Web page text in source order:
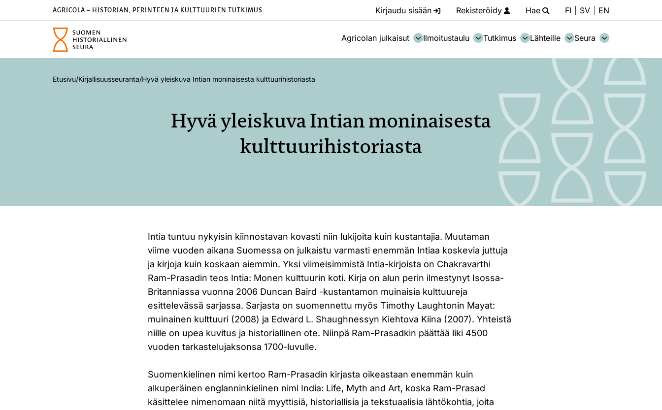
AGRICOLA – HISTORIAN, PERINTEEN JA KULTTUURIEN TUTKIMUS Kirjaudu sisään Rekisteröidy Hae FI SV EN
Agricolan julkaisut Ilmoitustaulu Tutkimus Lähteille Seura
Etusivu/Kirjallisuusseuranta/Hyvä yleiskuva Intian moninaisesta kulttuurihistoriasta
Hyvä yleiskuva Intian moninaisesta
kulttuurihistoriasta
Intia tuntuu nykyisin kiinnostavan kovasti niin lukijoita kuin kustantajia. Muutaman
viime vuoden aikana Suomessa on julkaistu varmasti enemmän Intiaa koskevia juttuja
ja kirjoja kuin koskaan aiemmin. Yksi viimeisimmistä Intia-kirjoista on Chakravarthi
Ram-Prasadin teos Intia: Monen kulttuurin koti. Kirja on alun perin ilmestynyt Isossa-
Britanniassa vuonna 2006 Duncan Baird -kustantamon muinaisia kulttuureja
esittelevässä sarjassa. Sarjasta on suomennettu myös Timothy Laughtonin Mayat:
muinainen kulttuuri (2008) ja Edward L. Shaughnessyn Kiehtova Kiina (2007). Yhteistä
niille on upea kuvitus ja historiallinen ote. Niinpä Ram-Prasadkin päättää liki 4500
vuoden tarkastelujaksonsa 1700-luvulle.
Suomenkielinen nimi kertoo Ram-Prasadin kirjasta oikeastaan enemmän kuin
alkuperäinen englanninkielinen nimi India: Life, Myth and Art, koska Ram-Prasad
käsittelee nimenomaan niitä myyttisiä, historiallisia ja tekstuaalisia lähtökohtia, joita